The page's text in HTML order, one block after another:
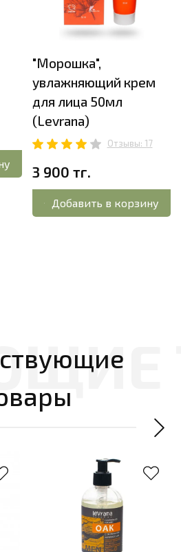
"Морошка",
увлажняющий крем
для лица 50мл
(Levrana)
Отзывы: 17
3 900 тг.
Добавить в корзину